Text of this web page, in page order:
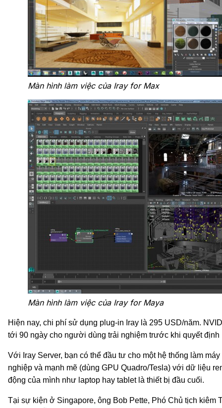
Màn hình làm việc của Iray for Max
Màn hình làm việc của Iray for Maya
Hiện nay, chi phí sử dụng plug-in Iray là 295 USD/năm.
tới 90 ngày cho người dùng trải nghiệm trước khi quyết định
Với Iray Server, bạn có thể đầu tư cho một hệ thống làm
nghiệp và mạnh mẽ (dùng GPU Quadro/Tesla) với dữ liệu
động của mình như laptop hay tablet là thiết bị đầu cuối.
Tại sự kiện ở Singapore, ông Bob Pette, Phó Chủ tịch kiêm